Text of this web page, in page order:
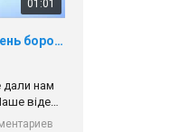
01:01
17 травня IDAHO. Міжнародний день боротьби з гомофобією трансфобією і біфобія.
дали нам
відео-